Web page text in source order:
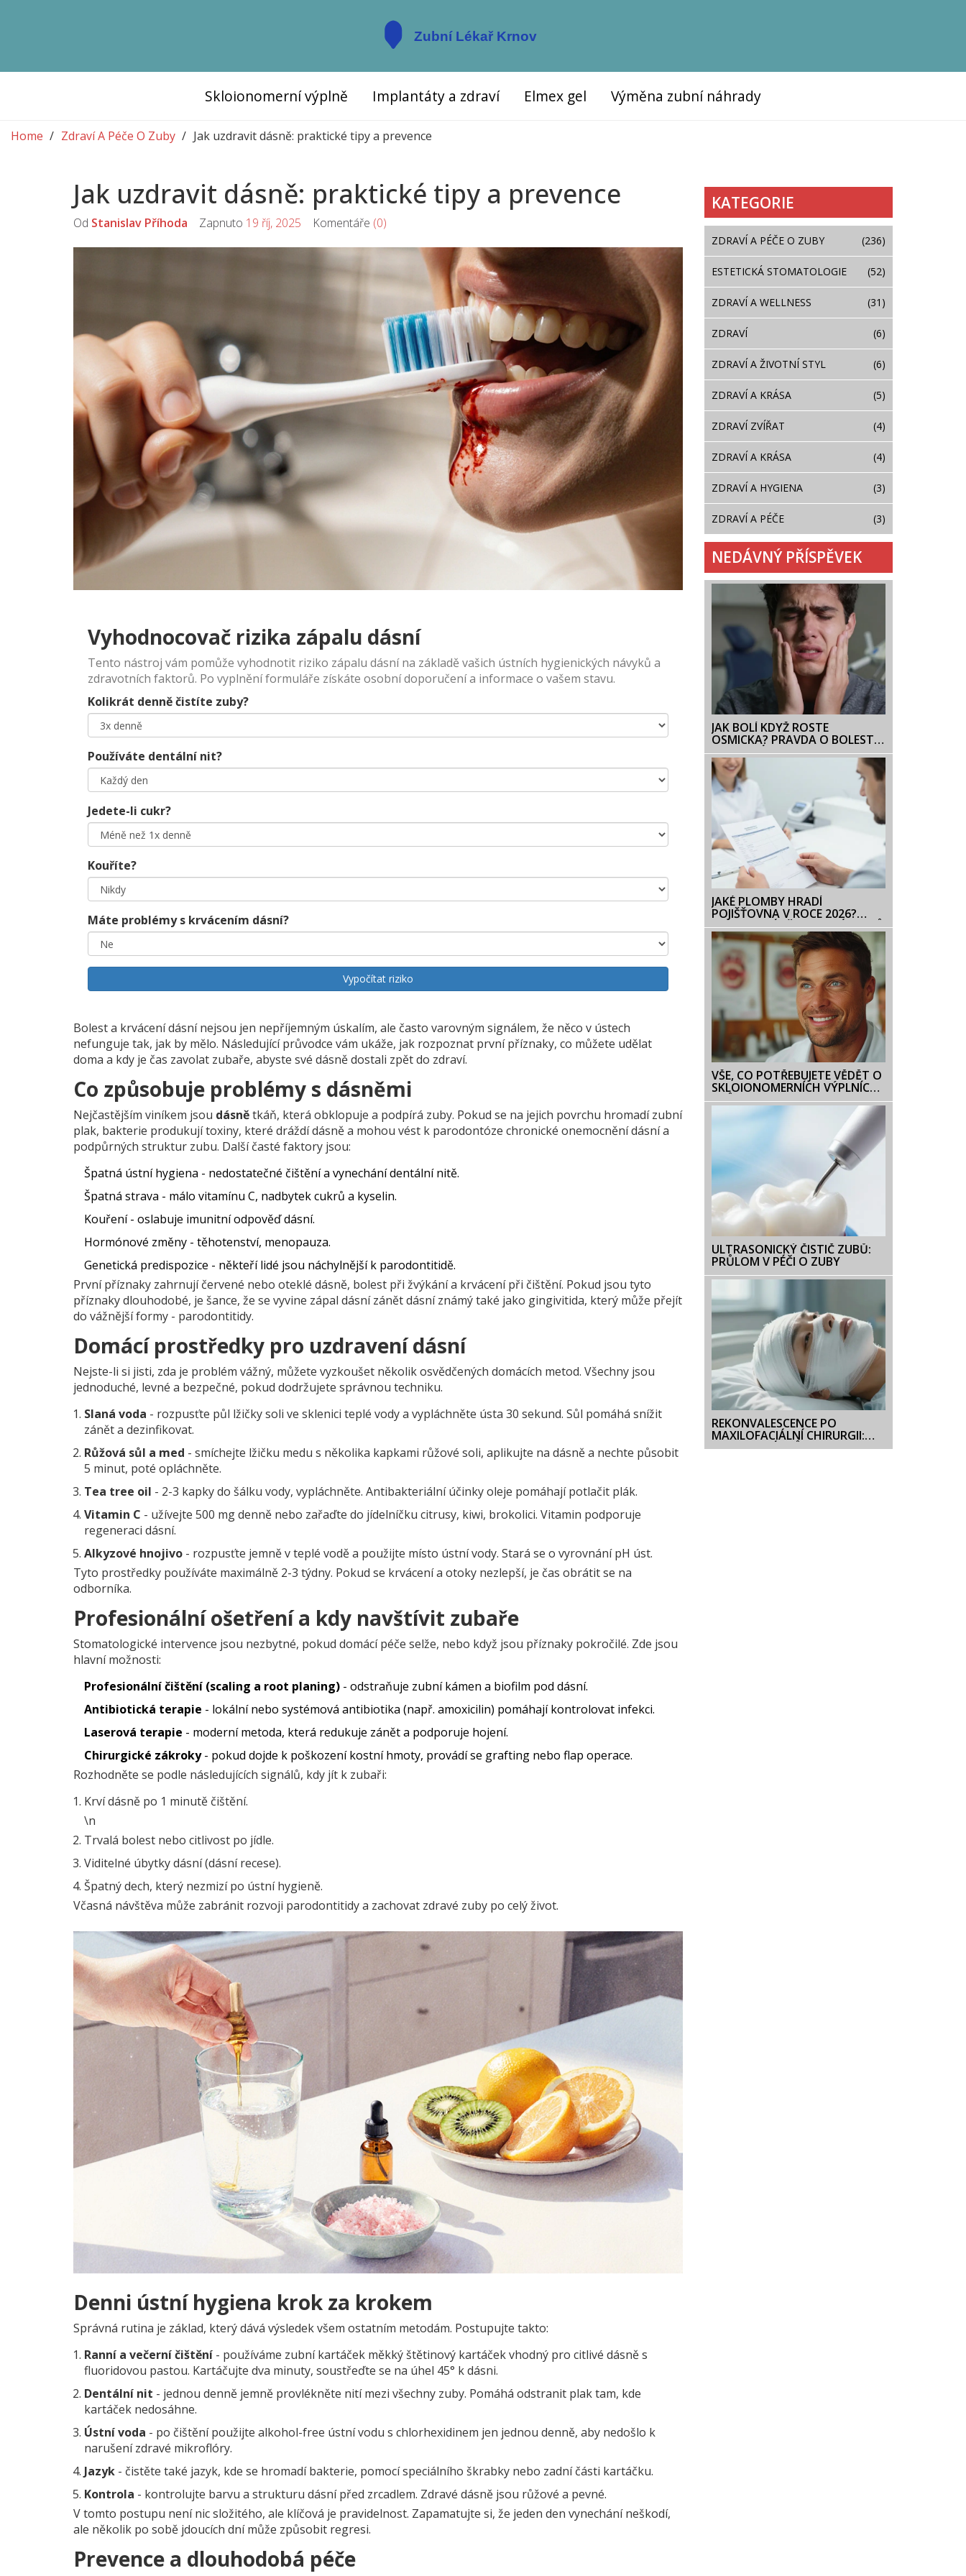
Skloionomerní výplně Implantáty a zdraví Elmex gel Výměna zubní náhrady
Home Zdraví A Péče O Zuby Jak uzdravit dásně: praktické tipy a prevence
Jak uzdravit dásně: praktické tipy a prevence
Od Stanislav Příhoda Zapnuto 19 říj, 2025 Komentáře (0)
Vyhodnocovač rizika zápalu dásní
Tento nástroj vám pomůže vyhodnotit riziko zápalu dásní na základě vašich ústních hygienických návyků a
zdravotních faktorů. Po vyplnění formuláře získáte osobní doporučení a informace o vašem stavu.
Kolikrát denně čistíte zuby?
Používáte dentální nit?
Jedete-li cukr?
Kouříte?
Máte problémy s krvácením dásní?
Vypočítat riziko
Bolest a krvácení dásní nejsou jen nepříjemným úskalím, ale často varovným signálem, že něco v ústech
nefunguje tak, jak by mělo. Následující průvodce vám ukáže, jak rozpoznat první příznaky, co můžete udělat
doma a kdy je čas zavolat zubaře, abyste své dásně dostali zpět do zdraví.
Co způsobuje problémy s dásněmi
Nejčastějším viníkem jsou dásnětkáň, která obklopuje a podpírá zuby. Pokud se na jejich povrchu hromadí zubní
plak, bakterie produkují toxiny, které dráždí dásně a mohou vést k parodontóze chronické onemocnění dásní a
podpůrných struktur zubu. Další časté faktory jsou:
Špatná ústní hygiena - nedostatečné čištění a vynechání dentální nitě.
Špatná strava - málo vitamínu C, nadbytek cukrů a kyselin.
Kouření - oslabuje imunitní odpověď dásní.
Hormónové změny - těhotenství, menopauza.
Genetická predispozice - někteří lidé jsou náchylnější k parodontitidě.
První příznaky zahrnují červené nebo oteklé dásně, bolest při žvýkání a krvácení při čištění. Pokud jsou tyto
příznaky dlouhodobé, je šance, že se vyvine zápal dásní zánět dásní známý také jako gingivitida, který může přejít
do vážnější formy - parodontitidy.
Domácí prostředky pro uzdravení dásní
Nejste-li si jisti, zda je problém vážný, můžete vyzkoušet několik osvědčených domácích metod. Všechny jsou
jednoduché, levné a bezpečné, pokud dodržujete správnou techniku.
Slaná voda - rozpusťte půl lžičky soli ve sklenici teplé vody a vypláchněte ústa 30 sekund. Sůl pomáhá snížit
zánět a dezinfikovat.
Růžová sůl a med - smíchejte lžičku medu s několika kapkami růžové soli, aplikujte na dásně a nechte působit
5 minut, poté opláchněte.
Tea tree oil - 2-3 kapky do šálku vody, vypláchněte. Antibakteriální účinky oleje pomáhají potlačit plák.
Vitamin C - užívejte 500 mg denně nebo zařaďte do jídelníčku citrusy, kiwi, brokolici. Vitamin podporuje
regeneraci dásní.
Alkyzové hnojivo - rozpusťte jemně v teplé vodě a použijte místo ústní vody. Stará se o vyrovnání pH úst.
Tyto prostředky používáte maximálně 2-3 týdny. Pokud se krvácení a otoky nezlepší, je čas obrátit se na
odborníka.
Profesionální ošetření a kdy navštívit zubaře
Stomatologické intervence jsou nezbytné, pokud domácí péče selže, nebo když jsou příznaky pokročilé. Zde jsou
hlavní možnosti:
Profesionální čištění (scaling a root planing) - odstraňuje zubní kámen a biofilm pod dásní.
Antibiotická terapie - lokální nebo systémová antibiotika (např. amoxicilin) pomáhají kontrolovat infekci.
Laserová terapie - moderní metoda, která redukuje zánět a podporuje hojení.
Chirurgické zákroky- pokud dojde k poškození kostní hmoty, provádí se grafting nebo flap operace.
Rozhodněte se podle následujících signálů, kdy jít k zubaři:
Krví dásně po 1 minutě čištění.
\n
Trvalá bolest nebo citlivost po jídle.
Viditelné úbytky dásní (dásní recese).
Špatný dech, který nezmizí po ústní hygieně.
Včasná návštěva může zabránit rozvoji parodontitidy a zachovat zdravé zuby po celý život.
Denni ústní hygiena krok za krokem
Správná rutina je základ, který dává výsledek všem ostatním metodám. Postupujte takto:
Ranní a večerní čištění - používáme zubní kartáček měkký štětinový kartáček vhodný pro citlivé dásněs
fluoridovou pastou. Kartáčujte dva minuty, soustřeďte se na úhel 45° k dásni.
Dentální nit - jednou denně jemně provlékněte nití mezi všechny zuby. Pomáhá odstranit plak tam, kde
kartáček nedosáhne.
Ústní voda - po čištění použijte alkohol-free ústní vodu s chlorhexidinem jen jednou denně, aby nedošlo k
narušení zdravé mikroflóry.
Jazyk - čistěte také jazyk, kde se hromadí bakterie, pomocí speciálního škrabky nebo zadní části kartáčku.
Kontrola - kontrolujte barvu a strukturu dásní před zrcadlem. Zdravé dásně jsou růžové a pevné.
V tomto postupu není nic složitého, ale klíčová je pravidelnost. Zapamatujte si, že jeden den vynechání neškodí,
ale několik po sobě jdoucích dní může způsobit regresi.
Prevence a dlouhodobá péče
KATEGORIE
ZDRAVÍ A PÉČE O ZUBY (236)
ESTETICKÁ STOMATOLOGIE (52)
ZDRAVÍ A WELLNESS (31)
ZDRAVÍ (6)
ZDRAVÍ A ŽIVOTNÍ STYL (6)
ZDRAVÍ A KRÁSA (5)
ZDRAVÍ ZVÍŘAT (4)
ZDRAVÍ A KRÁSA (4)
ZDRAVÍ A HYGIENA (3)
ZDRAVÍ A PÉČE (3)
NEDÁVNÝ PŘÍSPĚVEK
JAK BOLÍ KDYŽ ROSTE
OSMICKA? PRAVDA O BOLESTI
A JAK S NÍ PORADIT
JAKÉ PLOMBY HRADÍ
POJIŠŤOVNA V ROCE 2026?
KOMPLETNÍ PŘEHLED NÁKLADŮ
VŠE, CO POTŘEBUJETE VĚDĚT O
SKLOIONOMERNÍCH VÝPLNÍCH:
PRŮVODCE PRO PACIENTY
ULTRASONICKÝ ČISTIČ ZUBŮ:
PRŮLOM V PÉČI O ZUBY
REKONVALESCENCE PO
MAXILOFACIÁLNÍ CHIRURGII:
KOMPLETNÍ PRŮVODCE